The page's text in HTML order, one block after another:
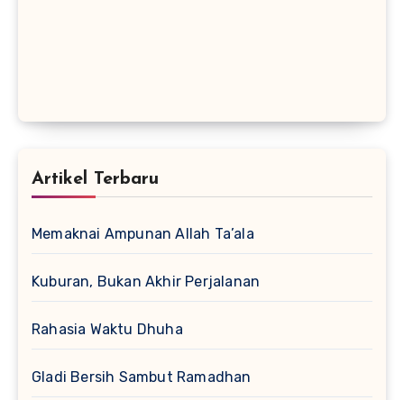
Artikel Terbaru
Memaknai Ampunan Allah Ta’ala
Kuburan, Bukan Akhir Perjalanan
Rahasia Waktu Dhuha
Gladi Bersih Sambut Ramadhan